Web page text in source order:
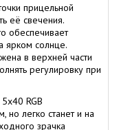
прицельной
её свечения.
обеспечивает
ярком солнце.
в верхней части
регулировку при
RGB
но легко станет и на
зрачка